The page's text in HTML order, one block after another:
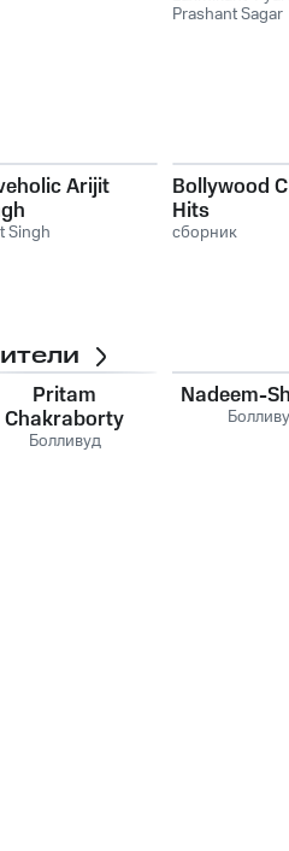
Prashant Sagar
Arijit
Singh
Bollywood
Hits
сборник
Pritam
Chakraborty
Болливуд
Nadeem-